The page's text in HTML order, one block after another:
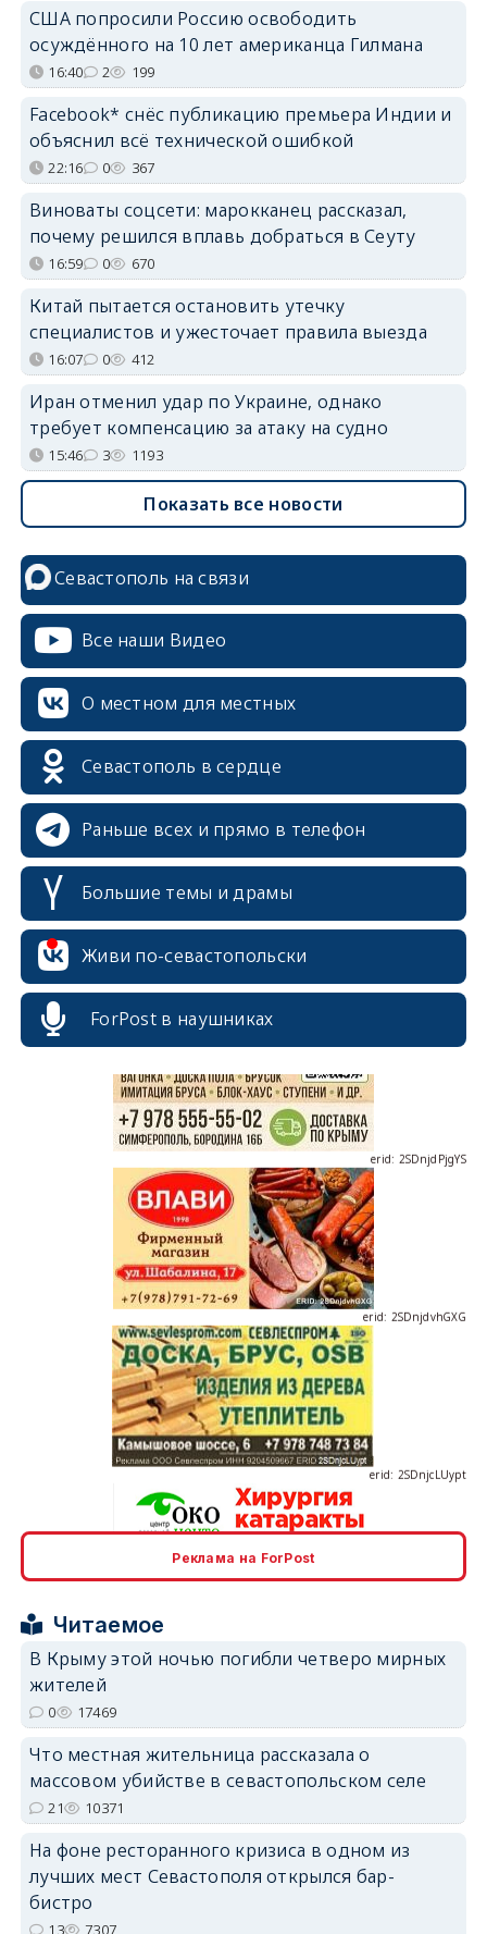
США попросили Россию освободить
осуждённого на 10 лет американца Гилмана
16:40 2 199
Facebook* снёс публикацию премьера Индии и
объяснил всё технической ошибкой
22:16 0 367
Виноваты соцсети: марокканец рассказал,
почему решился вплавь добраться в Сеуту
16:59 0 670
Китай пытается остановить утечку
специалистов и ужесточает правила выезда
16:07 0 412
Иран отменил удар по Украине, однако
требует компенсацию за атаку на судно
15:46 3 1193
Показать все новости
Севастополь на связи
Все наши Видео
О местном для местных
Севастополь в сердце
Раньше всех и прямо в телефон
Большие темы и драмы
Живи по-севастопольски
ForPost в наушниках
erid: 2SDnjcrDNw6
erid: 2SDnjdvhGXG
erid: 2SDnjcrDNw6
erid: 2SDnjdPjgYS
erid: 2SDnjdvhGXG
Реклама на ForPost
Читаемое
В Крыму этой ночью погибли четверо мирных
жителей
0 17469
Что местная жительница рассказала о
массовом убийстве в севастопольском селе
21 10371
На фоне ресторанного кризиса в одном из
лучших мест Севастополя открылся бар-
бистро
13 7307